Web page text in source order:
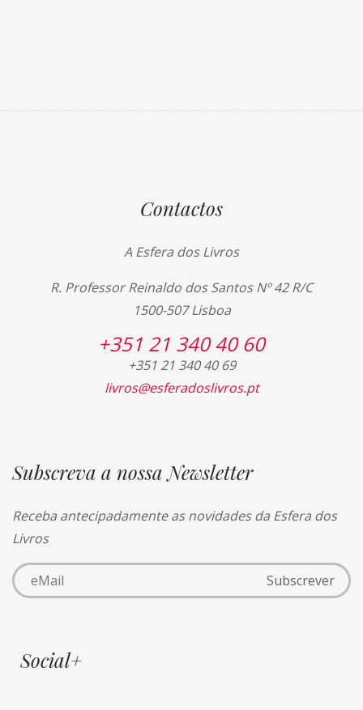
Contactos
A Esfera dos Livros
R. Professor Reinaldo dos Santos Nº 42 R/C
1500-507 Lisboa
+351 21 340 40 60
+351 21 340 40 69
livros@esferadoslivros.pt
Subscreva a nossa Newsletter
Receba antecipadamente as novidades da Esfera dos
Livros
Social+